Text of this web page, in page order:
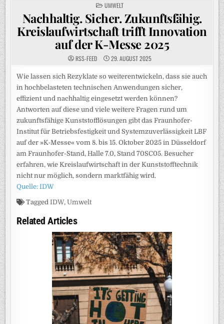
POSTED
IN
UMWELT
Nachhaltig. Sicher. Zukunftsfähig.
Kreislaufwirtschaft trifft Innovation
auf der K-Messe 2025
RSS-FEED 29. AUGUST 2025
Wie lassen sich Rezyklate so weiterentwickeln, dass sie auch
in hochbelasteten technischen Anwendungen sicher,
effizient und nachhaltig eingesetzt werden können?
Antworten auf diese und viele weitere Fragen rund um
zukunftsfähige Kunststofflösungen gibt das Fraunhofer-
Institut für Betriebsfestigkeit und Systemzuverlässigkeit LBF
auf der »K-Messe« vom 8. bis 15. Oktober 2025 in Düsseldorf
am Fraunhofer-Stand, Halle 7.0, Stand 70SC05. Besucher
erfahren, wie Kreislaufwirtschaft in der Kunststofftechnik
nicht nur möglich, sondern marktfähig wird.
Quelle: IDW
TaggedIDW,Umwelt
Related Articles